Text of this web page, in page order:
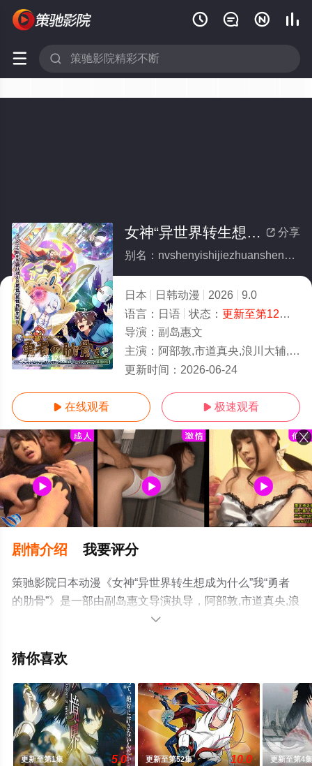
   
 
更新至第12集
 分享
女神“异世界转生想成为什么”我“勇者的肋骨”
别名：nvshenyishijiezhuanshengxiangchengweishimewoyongzhedeleigu
日本 日韩动漫 2026
9.0
语言： 日语 状态： 更新至第12集
导演： 副岛惠文
主演： 阿部敦,市道真央,浪川大辅,关俊彦,速水奖,阿澄佳奈,井口裕香,井上麻里奈,上田祐司,内田雄马,绪方惠美,冈本信彦,金田朋子,川澄绫子,竹达彩
更新时间： 2026-06-24
 在线观看  极速观看
剧情介绍 我要评分
策驰影院日本动漫《女神“异世界转生想成为什么”我“勇者
的肋骨”》是一部由副岛惠文导演执导，阿部敦,市道真央,浪
川大辅,关俊彦,速水奖,阿澄佳奈,井口裕香,井上麻里奈,上田
彩奈,千叶繁,富永美伊奈,中井和哉,日笠阳子,桧山修之,平野
步,尾形贵等演员精彩演绎的日本动漫，手机免费观看高清
无删减完整版动漫全集就上策驰电影网，更多相关信息可
移步至豆瓣动漫、电视猫或剧情网等平台了解。

猜你喜欢
更新至第1集 5.0 更新至第52集 10.0 更新至第4